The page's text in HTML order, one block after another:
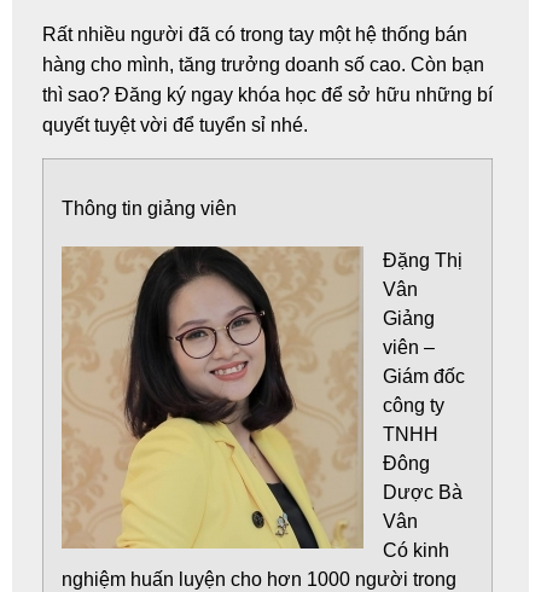
Rất nhiều người đã có trong tay một hệ thống bán
hàng cho mình, tăng trưởng doanh số cao. Còn bạn
thì sao? Đăng ký ngay khóa học để sở hữu những bí
quyết tuyệt vời để tuyển sỉ nhé.
Thông tin giảng viên
Đặng Thị
Vân
Giảng
viên –
Giám đốc
công ty
TNHH
Đông
Dược Bà
Vân
Có kinh
nghiệm huấn luyện cho hơn 1000 người trong